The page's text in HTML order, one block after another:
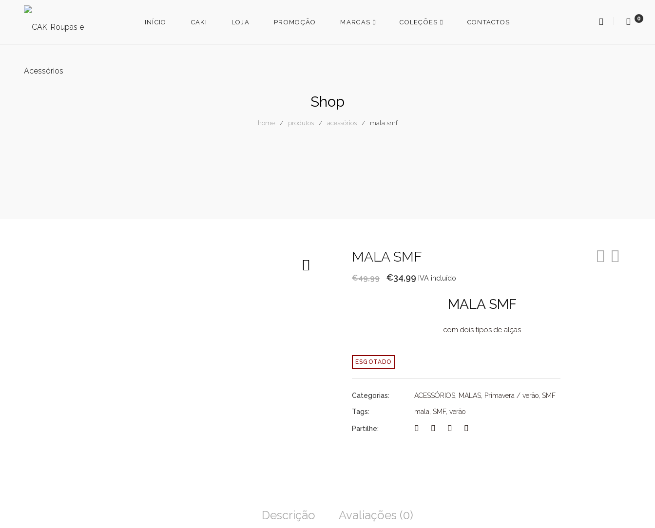
INÍCIO CAKI LOJA PROMOÇÃO MARCAS COLEÇÕES CONTACTOS 0
Shop
home produtos acessórios mala smf
MALA SMF
€49,99
O
€34,99O
€34,99.
IVA incluído
MALA SMF
com dois tipos de alças
ESGOTADO
Categorias: ACESSÓRIOS, MALAS, Primavera / verão, SMF
Tags: mala, SMF, verão
Partilhe:
Descrição Avaliações (0)